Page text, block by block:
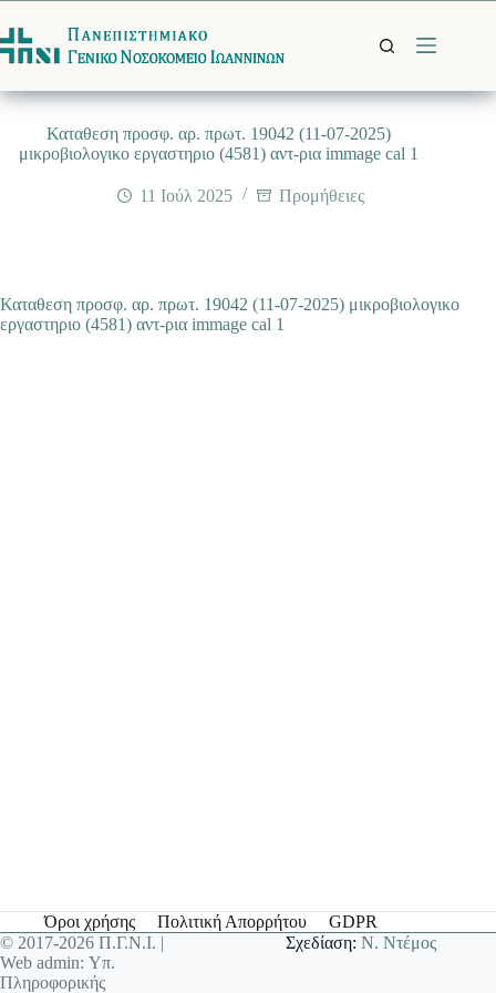
στο
περιεχόμενο
Καταθεση προσφ. αρ. πρωτ. 19042 (11-07-2025)
μικροβιολογικο εργαστηριο (4581) αντ-ρια immage cal 1
11 Ιούλ 2025 Προμήθειες
Καταθεση προσφ. αρ. πρωτ. 19042 (11-07-2025) μικροβιολογικο
εργαστηριο (4581) αντ-ρια immage cal 1
Όροι χρήσης Πολιτική Απορρήτου
GDPR
© 2017-2026 Π.Γ.Ν.Ι. |
Web admin: Υπ.
Πληροφορικής
Σχεδίαση:Ν. Ντέμος